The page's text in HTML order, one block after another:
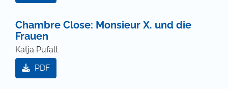
Chambre Close: Monsieur X. und die
Frauen
Katja Pufalt
PDF